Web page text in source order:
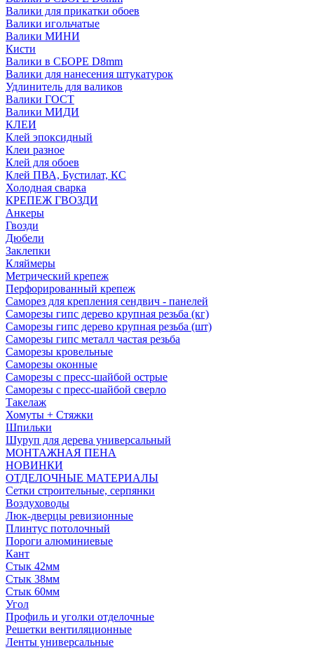
Валики для прикатки обоев
Валики игольчатые
Валики МИНИ
Кисти
Валики в СБОРЕ D8mm
Валики для нанесения штукатурок
Удлинитель для валиков
Валики ГОСТ
Валики МИДИ
КЛЕИ
Клей эпоксидный
Клеи разное
Клей для обоев
Клей ПВА, Бустилат, КС
Холодная сварка
КРЕПЕЖ ГВОЗДИ
Анкеры
Гвозди
Дюбели
Заклепки
Кляймеры
Метрический крепеж
Перфорированный крепеж
Саморез для крепления сендвич - панелей
Саморезы гипс дерево крупная резьба (кг)
Саморезы гипс дерево крупная резьба (шт)
Саморезы гипс металл частая резьба
Саморезы кровельные
Саморезы оконные
Саморезы с пресс-шайбой острые
Саморезы с пресс-шайбой сверло
Такелаж
Хомуты + Стяжки
Шпильки
Шуруп для дерева универсальный
МОНТАЖНАЯ ПЕНА
НОВИНКИ
ОТДЕЛОЧНЫЕ МАТЕРИАЛЫ
Сетки строительные, серпянки
Воздуховоды
Люк-дверцы ревизионные
Плинтус потолочный
Пороги алюминиевые
Кант
Стык 42мм
Стык 38мм
Стык 60мм
Угол
Профиль и уголки отделочные
Решетки вентиляционные
Ленты универсальные